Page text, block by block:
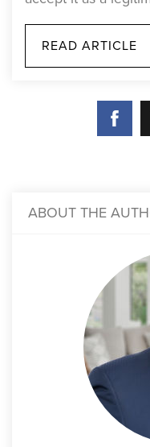
READ ARTICLE
ABOUT THE